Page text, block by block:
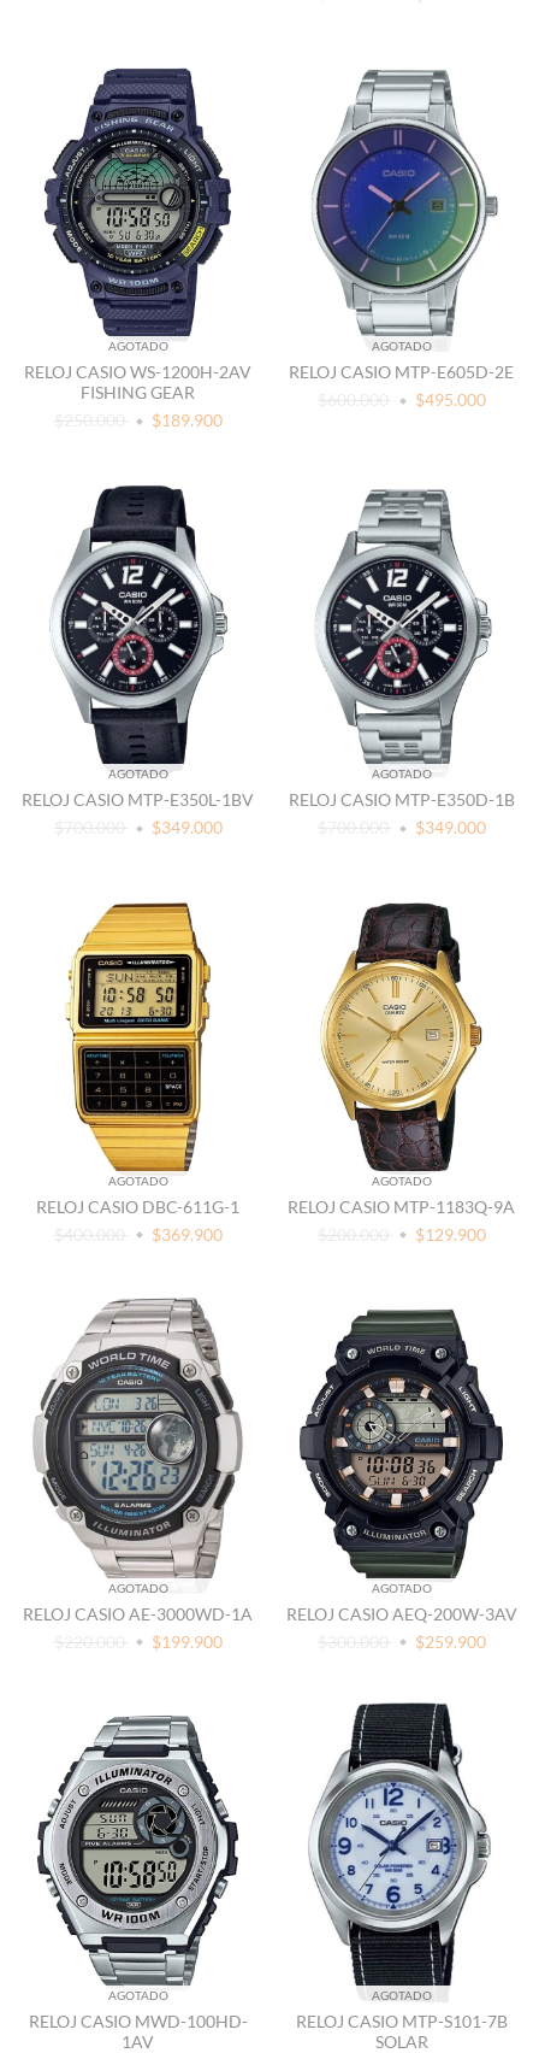
AGOTADO
RELOJ CASIO WS-1200H-2AV
FISHING GEAR
$250.000
$189.900
AGOTADO
RELOJ CASIO MTP-E605D-2E
$600.000
$495.000
AGOTADO
RELOJ CASIO MTP-E350L-1BV
$700.000
$349.000
AGOTADO
RELOJ CASIO MTP-E350D-1B
$700.000
$349.000
AGOTADO
RELOJ CASIO DBC-611G-1
$400.000
$369.900
AGOTADO
RELOJ CASIO MTP-1183Q-9A
$200.000
$129.900
AGOTADO
RELOJ CASIO AE-3000WD-1A
$220.000
$199.900
AGOTADO
RELOJ CASIO AEQ-200W-3AV
$300.000
$259.900
AGOTADO
RELOJ CASIO MWD-100HD-
1AV
AGOTADO
RELOJ CASIO MTP-S101-7B
SOLAR